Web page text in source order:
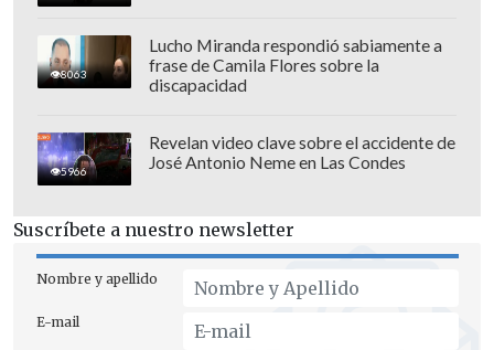
8063
Lucho Miranda respondió sabiamente a
frase de Camila Flores sobre la
discapacidad
5966
Revelan video clave sobre el accidente de
José Antonio Neme en Las Condes
Suscríbete a nuestro newsletter
Nombre y apellido
E-mail